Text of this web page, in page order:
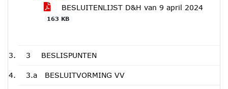
BESLUITENLIJST D&H van 9 april 2024
163 KB
3 BESLISPUNTEN
3.a BESLUITVORMING VV